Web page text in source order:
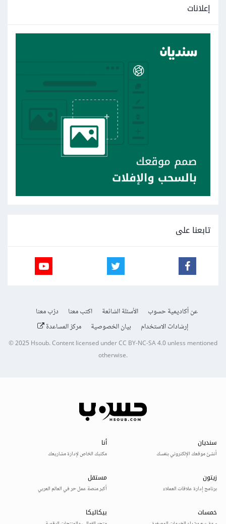
إعلانات
تابعنا على
عن أكاديمية حسوب الأسئلة الشائعة اكتب معنا
درّب معنا
إرشادات الاستخدام
بيان الخصوصية مركز المساعدة
© 2025Hsoub.Content licensed underCC BY-NC-SA 4.0unless mentioned
otherwise.